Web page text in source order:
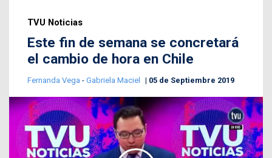
TVU Noticias
Este fin de semana se concretará
el cambio de hora en Chile
Fernanda Vega - Gabriela Maciel 05 de Septiembre 2019